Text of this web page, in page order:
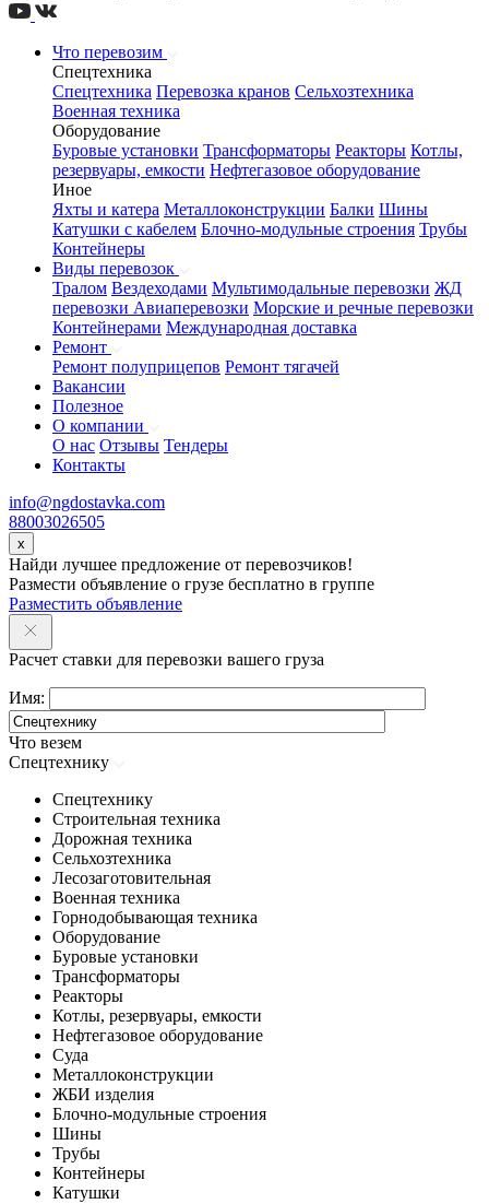
Что перевозим
Спецтехника
Спецтехника Перевозка кранов Сельхозтехника
Военная техника
Оборудование
Буровые установки Трансформаторы Реакторы Котлы,
резервуары, емкости Нефтегазовое оборудование
Иное
Яхты и катера Металлоконструкции Балки Шины
Катушки с кабелем Блочно-модульные строения Трубы
Контейнеры
Виды перевозок
Тралом Вездеходами Мультимодальные перевозки ЖД
перевозки Авиаперевозки Морские и речные перевозки
Контейнерами Международная доставка
Ремонт
Ремонт полуприцепов Ремонт тягачей
Вакансии
Полезное
О компании
О нас Отзывы Тендеры
Контакты
info@ngdostavka.com
88003026505
x
Найди лучшее предложение от перевозчиков!
Размести объявление о грузе бесплатно в группе
Разместить объявление
Расчет ставки для перевозки вашего груза
Имя:
Что везем
Спецтехнику
Спецтехнику
Строительная техника
Дорожная техника
Сельхозтехника
Лесозаготовительная
Военная техника
Горнодобывающая техника
Оборудование
Буровые установки
Трансформаторы
Реакторы
Котлы, резервуары, емкости
Нефтегазовое оборудование
Cуда
Металлоконструкции
ЖБИ изделия
Блочно-модульные строения
Шины
Трубы
Контейнеры
Катушки